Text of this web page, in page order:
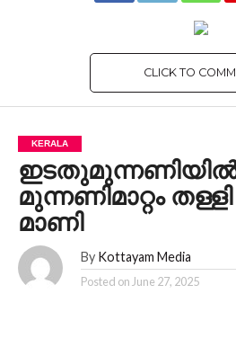
CLICK TO
KERALA
ഇടതുമുന്നണിയിൽ
മുന്നണിമാറ്റം
മാണി
By Kottayam Media
Posted onJune 27, 2025